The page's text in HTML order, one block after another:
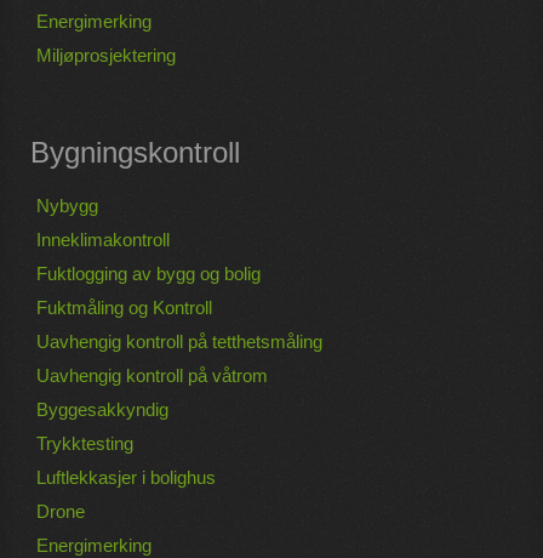
Energimerking
Miljøprosjektering
Bygningskontroll
Nybygg
Inneklimakontroll
Fuktlogging av bygg og bolig
Fuktmåling og Kontroll
Uavhengig kontroll på tetthetsmåling
Uavhengig kontroll på våtrom
Byggesakkyndig
Trykktesting
Luftlekkasjer i bolighus
Drone
Energimerking